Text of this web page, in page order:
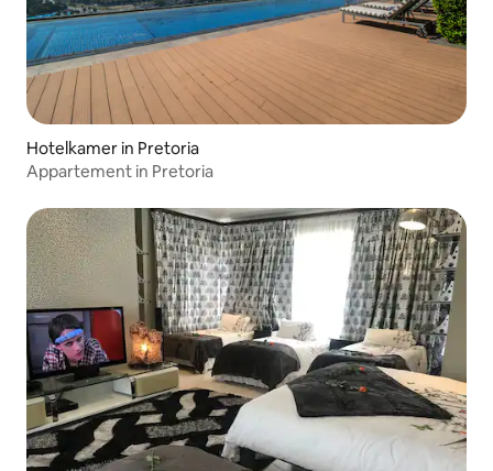
Hotelkamer in Pretoria
Appartement in Pretoria